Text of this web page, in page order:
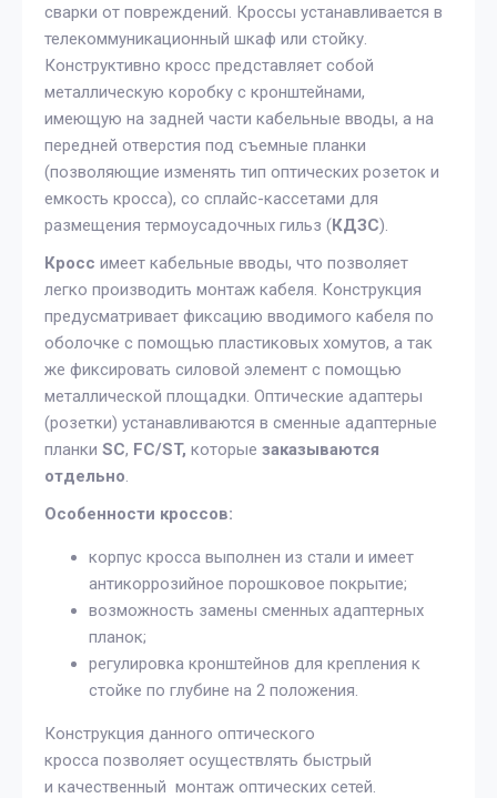
сварки от повреждений. Кроссы устанавливается в
телекоммуникационный шкаф или стойку.
Конструктивно кросс представляет собой
металлическую коробку с кронштейнами,
имеющую на задней части кабельные вводы, а на
передней отверстия под съемные планки
(позволяющие изменять тип оптических розеток и
емкость кросса), со сплайс-кассетами для
размещения термоусадочных гильз (КДЗС).
Кросс имеет кабельные вводы, что позволяет
легко производить монтаж кабеля. Конструкция
предусматривает фиксацию вводимого кабеля по
оболочке с помощью пластиковых хомутов, а так
же фиксировать силовой элемент с помощью
металлической площадки. Оптические адаптеры
(розетки) устанавливаются в сменные адаптерные
планки SC, FC/ST, которые заказываются
отдельно
Особенности кроссов:​​
корпус кросса выполнен из стали и имеет
антикоррозийное порошковое покрытие;
возможность замены сменных адаптерных
планок;
регулировка кронштейнов для крепления к
стойке по глубине на 2 положения.
Конструкция данного оптического
кросса позволяет осуществлять быстрый
и качественный монтаж оптических сетей.